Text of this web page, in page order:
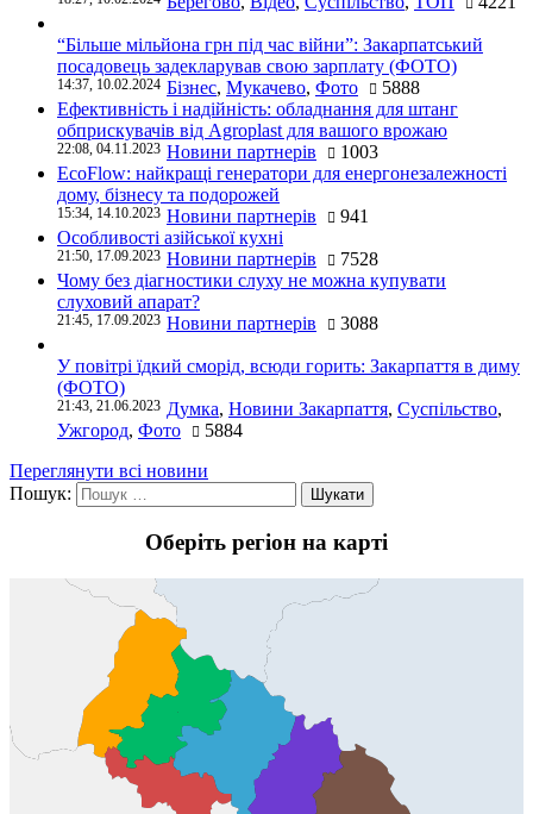
“Більше мільйона грн під час війни”: Закарпатський
посадовець задекларував свою зарплату (ФОТО)
14:37, 10.02.2024 Бізнес, Мукачево, Фото
5888
Ефективність і надійність: обладнання для штанг
обприскувачів від Agroplast для вашого врожаю
22:08, 04.11.2023 Новини партнерів
1003
EcoFlow: найкращі генератори для енергонезалежності
дому, бізнесу та подорожей
15:34, 14.10.2023 Новини партнерів
941
Особливості азійської кухні
21:50, 17.09.2023 Новини партнерів
7528
Чому без діагностики слуху не можна купувати
слуховий апарат?
21:45, 17.09.2023 Новини партнерів 3088
У повітрі їдкий сморід, всюди горить: Закарпаття в диму
(ФОТО)
21:43, 21.06.2023 Думка, Новини Закарпаття, Суспільство,
Ужгород, Фото
5884
Переглянути всі новини
Пошук:
Оберіть регіон на карті